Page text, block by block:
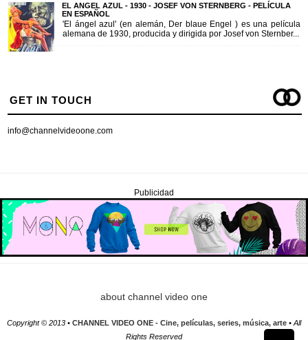
EL ANGEL AZUL - 1930 - JOSEF VON STERNBERG - PELÍCULA
EN ESPAÑOL
'El ángel azul' (en alemán, Der blaue Engel ) es una película
alemana de 1930, producida y dirigida por Josef von Sternber...
GET IN TOUCH
info@channelvideoone.com
Publicidad
about channel video one
Copyright © 2013 • CHANNEL VIDEO ONE - Cine, películas, series, música, arte • All
Rights Reserved